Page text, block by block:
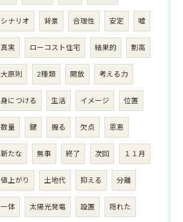
シナリオ 背景 合理性 安定 嘘
真実 ローコスト住宅 結果的 割高
大原則 2種類 開放 考える力
身につける 生活 イメージ 位置
数量 鍵 握る 欠点 恩恵
新たな 無事 終了 次回 １１月
値上がり 土地代 抑える 分離
一体 太陽光発電 設置 隠れた